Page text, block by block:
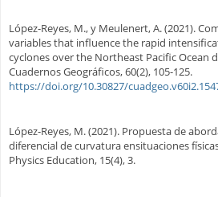
López-Reyes, M., y Meulenert, A. (2021).
variables that influence the rapid
cyclones over the Northeast Pacific Ocean
Cuadernos Geográficos, 60(2), 105-125.
https://doi.org/10.30827/
López-Reyes, M. (2021). Propuesta de
diferencial de curvatura ensituaciones
Physics Education, 15(4), 3.